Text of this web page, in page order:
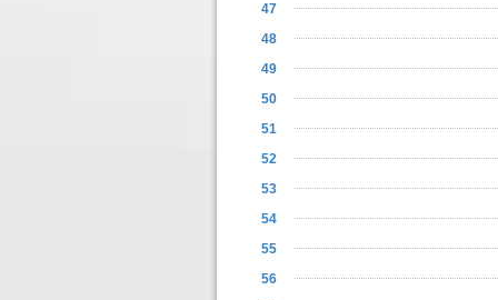
47
48
49
50
51
52
53
54
55
56